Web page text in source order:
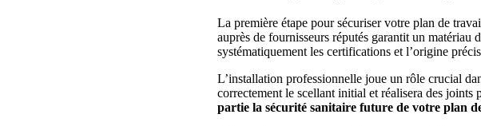
La première étape pour sécuriser votre plan de
auprès de fournisseurs réputés garantit un matériau
systématiquement les certifications et l’origine
L’installation professionnelle joue un rôle crucial
correctement le scellant initial et réalisera des joints
partie la sécurité sanitaire future de votre plan